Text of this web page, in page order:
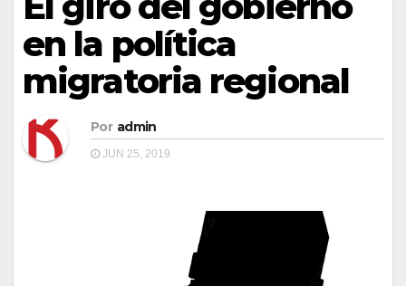
en la política
migratoria regional
Por admin
JUN 25, 2019